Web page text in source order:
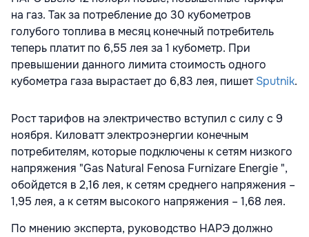
на газ. Так за потребление до 30 кубометров
голубого топлива в месяц конечный потребитель
теперь платит по 6,55 лея за 1 кубометр. При
превышении данного лимита стоимость одного
кубометра газа вырастает до 6,83 лея, пишетSputnik.
Рост тарифов на электричество вступил с силу с 9
ноября. Киловатт электроэнергии конечным
потребителям, которые подключены к сетям низкого
напряжения "Gas Natural Fenosa Furnizare Energie ",
обойдется в 2,16 лея, к сетям среднего напряжения –
1,95 лея, а к сетям высокого напряжения – 1,68 лея.
По мнению эксперта, руководство НАРЭ должно